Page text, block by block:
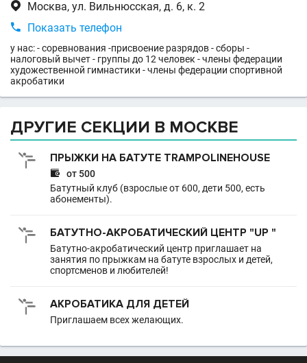
 Москва, ул. Вильнюсская, д. 6, к. 2
 Показать телефон
у нас: - соревнования -присвоение разрядов - сборы -
налоговый вычет - группы до 12 человек - члены федерации
художественной гимнастики - члены федерации спортивной
акробатики
ДРУГИЕ СЕКЦИИ В МОСКВЕ
ПРЫЖКИ НА БАТУТЕ TRAMPOLINEHOUSE

от 500
Батутный клуб (взрослые от 600, дети 500, есть
абонементы).
БАТУТНО-АКРОБАТИЧЕСКИЙ ЦЕНТР "UP "
Батутно-акробатический центр приглашает на
занятия по прыжкам на батуте взрослых и детей,
спортсменов и любителей!
АКРОБАТИКА ДЛЯ ДЕТЕЙ
Приглашаем всех желающих.